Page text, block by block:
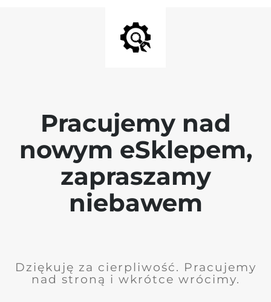
Pracujemy nad
nowym eSklepem,
zapraszamy
niebawem
Dziękuję za cierpliwość. Pracujemy
nad stroną i wkrótce wrócimy.